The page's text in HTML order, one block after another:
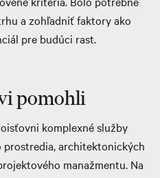
a zohľadniť faktory ako
pre budúci rast.
pomohli
komplexné služby
architektonických
manažmentu. Na